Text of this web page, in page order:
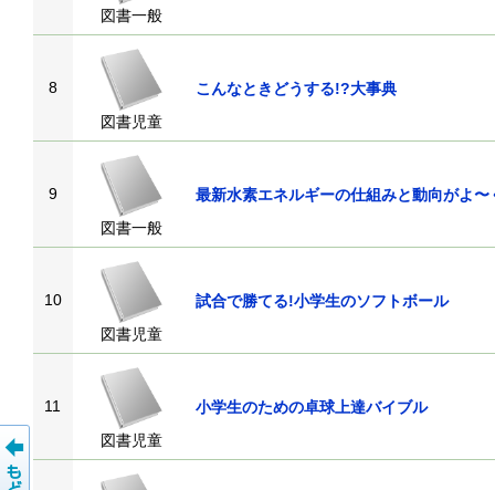
図書一般
8
図書児童
こんなときどうする!?大事典
9
図書一般
最新水素エネルギーの仕組みと動向がよ〜
10
図書児童
試合で勝てる!小学生のソフトボール
11
図書児童
小学生のための卓球上達バイブル